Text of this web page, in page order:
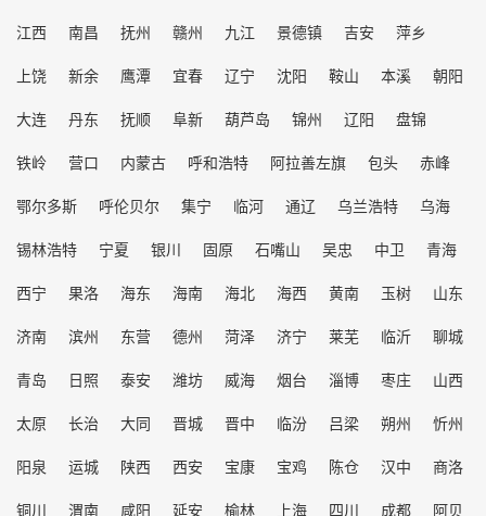
江西
南昌 抚州 赣州 九江 景德镇 吉安
萍乡
上饶
新余 鹰潭 宜春 辽宁 沈阳 鞍山 本溪
朝阳
大连
丹东 抚顺 阜新 葫芦岛 锦州 辽阳
盘锦
铁岭
营口 内蒙古 呼和浩特 阿拉善左旗 包头
赤峰
鄂尔多斯
呼伦贝尔 集宁 临河 通辽 乌兰浩特
乌海
锡林浩特
宁夏 银川 固原 石嘴山 吴忠 中卫
青海
西宁
果洛 海东 海南 海北 海西 黄南 玉树
山东
济南
滨州 东营 德州 菏泽 济宁 莱芜 临沂
聊城
青岛
日照 泰安 潍坊 威海 烟台 淄博 枣庄
山西
太原
长治 大同 晋城 晋中 临汾 吕梁 朔州
忻州
阳泉
运城 陕西 西安 宝康 宝鸡 陈仓 汉中
商洛
铜川
渭南 咸阳 延安 榆林 上海 四川 成都
阿贝